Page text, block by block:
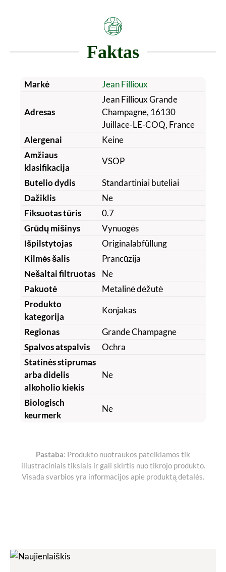
Faktas
Markė Jean Fillioux
Adresas
Jean Fillioux Grande
Champagne, 16130
Juillace-LE-COQ, France
Alergenai
Keine
Amžiaus
klasifikacija
VSOP
Butelio dydis
Standartiniai buteliai
Dažiklis
Ne
Fiksuotas tūris
0.7
Grūdų mišinys
Vynuogės
Išpilstytojas
Originalabfüllung
Kilmės šalis
Prancūzija
Nešaltai filtruotas
Ne
Pakuotė
Metalinė dėžutė
Produkto
kategorija
Konjakas
Regionas
Grande Champagne
Spalvos atspalvis
Ochra
Statinės stiprumas
arba didelis
alkoholio kiekis
Ne
Biologisch
keurmerk
Ne
Pastaba: Produkto nuotraukos pateikiamos tik
iliustraciniais tikslais ir gali skirtis nuo tikrojo produkto.
Visada svarbios yra informacijos apie produktą detalės.